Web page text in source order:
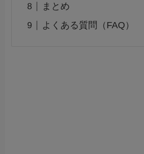
まとめ
よくある質問（FAQ）